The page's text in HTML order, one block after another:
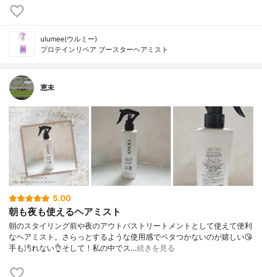
ulumee(ウルミー)
プロテインリペア ブースターヘアミスト
恵未
5.00
朝も夜も使えるヘアミスト
朝のスタイリング前や夜のアウトバストリートメントとして使えて便利
なヘアミスト。さらっとするような使用感でベタつかないのが嬉しい😘
手も汚れない👌そして！私の中でス…続きを見る